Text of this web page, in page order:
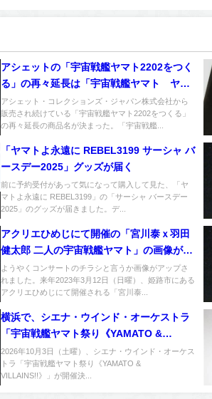
アシェットの「宇宙戦艦ヤマト2202をつく
る」の再々延長は「宇宙戦艦ヤマト ヤマ
トよ永遠に REBEL3199 地球防衛軍パトロ
ール艦をつくる」に決定
アシェット・コレクションズ・ジャパン株式会社から
販売され続けている「宇宙戦艦ヤマト2202をつくる」
の再々延長の商品名が決まった。「宇宙戦艦...
「ヤマトよ永遠に REBEL3199 サーシャ バ
ースデー2025」グッズが届く
前に予約受付があって気になって購入して見た、「ヤ
マトよ永遠に REBEL3199」の「サーシャ バースデー
2025」のグッズが届きました。デ...
アクリエひめじにて開催の「宮川泰ｘ羽田
健太郎 二人の宇宙戦艦ヤマト」の画像がア
ップ
ようやくコンサートのチラシと言うか画像がアップさ
れました。来年2023年3月12日（日曜）、姫路市にある
アクリエひめじにて開催される「宮川泰...
横浜で、シエナ・ウインド・オーケストラ
「宇宙戦艦ヤマト祭り《YAMATO &
VILLAINS!!》」が開催へ
2026年10月3日（土曜）、シエナ・ウインド・オーケス
トラ「宇宙戦艦ヤマト祭り《YAMATO &
VILLAINS!!》」が開催決...